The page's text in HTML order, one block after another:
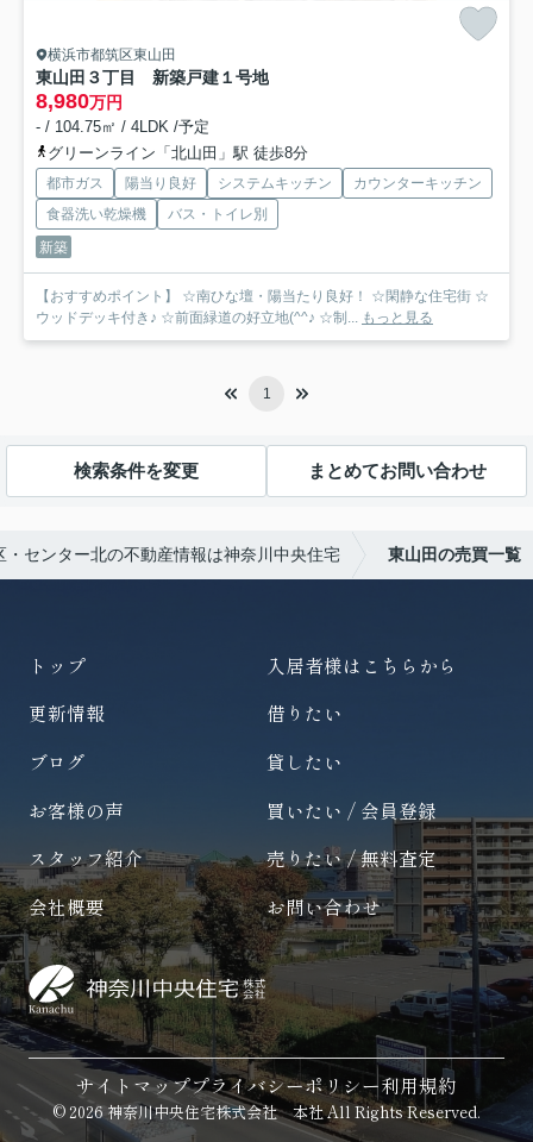
横浜市都筑区東山田
東山田３丁目 新築戸建１号地
8,980万円
- / 104.75㎡ / 4LDK /予定
グリーンライン「北山田」駅 徒歩8分
都市ガス 陽当り良好 システムキッチン
カウンターキッチン
食器洗い乾燥機
バス・トイレ別
新築
【おすすめポイント】 ☆南ひな壇・陽当たり良好！ ☆閑静な住宅街 ☆
ウッドデッキ付き♪ ☆前面緑道の好立地(^^♪ ☆制... もっと見る
1
検索条件を変更 まとめてお問い合わせ
・センター北の不動産情報は神奈川中央住宅 東山田の売買一覧
トップ
入居者様はこちらから
更新情報
借りたい
ブログ
貸したい
お客様の声
買いたい / 会員登録
スタッフ紹介
売りたい / 無料査定
会社概要
お問い合わせ
サイトマッププライバシーポリシー利用規約
© 2026 神奈川中央住宅株式会社 本社 All Rights Reserved.